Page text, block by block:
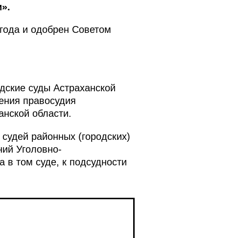
и одобрен Советом
суды Астраханской
правосудия
области.
районных (городских)
Уголовно-
в том суде, к подсудности